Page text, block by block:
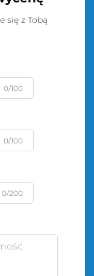
się z Tobą
0/100
0/100
0/200